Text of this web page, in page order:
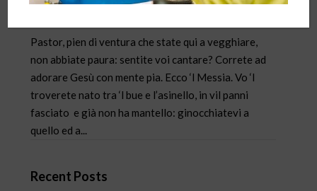
Pastor, pien di ventura che state qui a vegghiare,
non abbiate paura: sentite voi cantare? Correte ad
adorare Gesù con mente pia. Ecco ‘l Messia. Vo ‘l
troverete nato tra ‘l bue e l’asinello, in vil panni
fasciato e già non ha mantello: ginocchiatevi a
quello ed a...
Recent Posts